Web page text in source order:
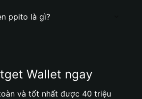
ppito là gì?
Wallet ngay
và tốt nhất được 40 triệu